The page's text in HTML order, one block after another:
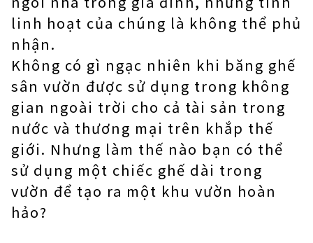
linh hoạt của chúng là không thể phủ
nhận.
Không có gì ngạc nhiên khi băng ghế
sân vườn được sử dụng trong không
gian ngoài trời cho cả tài sản trong
nước và thương mại trên khắp thế
giới. Nhưng làm thế nào bạn có thể
sử dụng một chiếc ghế dài trong
vườn để tạo ra một khu vườn hoàn
hảo?